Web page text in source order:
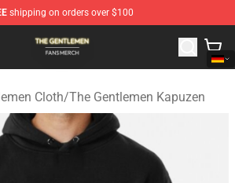
shipping on orders over $100
Shop - Official The Gentlemen
Cloth/The Gentlemen Kapuzen